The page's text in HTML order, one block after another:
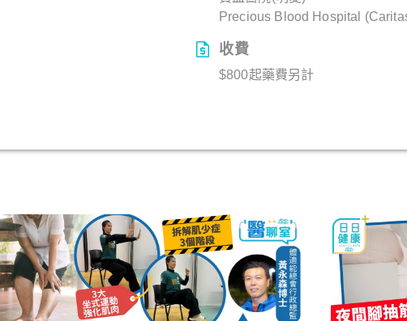
Precious Blood Hospital
收費
$800起藥費另計